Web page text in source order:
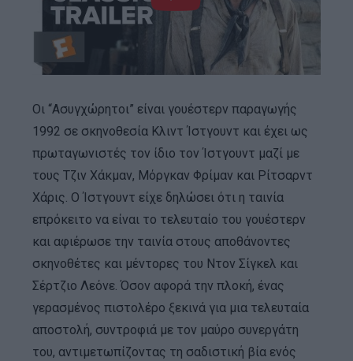
Οι “Ασυγχώρητοι” είναι γουέστερν παραγωγής
1992 σε σκηνοθεσία Κλιντ Ίστγουντ και έχει ως
πρωταγωνιστές τον ίδιο τον Ίστγουντ μαζί με
τους Τζιν Χάκμαν, Μόργκαν Φρίμαν και Ρίτσαρντ
Χάρις. Ο Ίστγουντ είχε δηλώσει ότι η ταινία
επρόκειτο να είναι το τελευταίο του γουέστερν
και αφιέρωσε την ταινία στους αποθάνοντες
σκηνοθέτες και μέντορες του Ντον Σίγκελ και
Σέρτζιο Λεόνε. Όσον αφορά την πλοκή, ένας
γερασμένος πιστολέρο ξεκινά για μια τελευταία
αποστολή, συντροφιά με τον μαύρο συνεργάτη
του, αντιμετωπίζοντας τη σαδιστική βία ενός